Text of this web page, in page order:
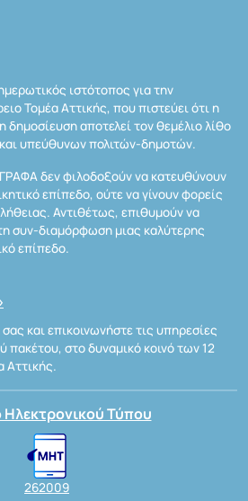
ιστότοπος για την
Τομέα Αττικής, που πιστεύει ότι η
αποτελεί τον θεμέλιο λίθο
υπεύθυνων πολιτών-δημοτών.
δεν φιλοδοξούν να κατευθύνουν
επίπεδο, ούτε να γίνουν φορείς
Αντιθέτως, επιθυμούν να
συν-διαμόρφωση μιας καλύτερης
επίπεδο.
και επικοινωνήστε τις υπηρεσίες
πακέτου, στο δυναμικό κοινό των 12
Αττικής.
Τύπου
262009